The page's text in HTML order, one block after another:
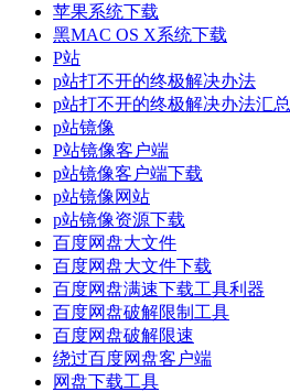
苹果系统下载
黑MAC OS X系统下载
P站
p站打不开的终极解决办法
p站打不开的终极解决办法汇总
p站镜像
P站镜像客户端
p站镜像客户端下载
p站镜像网站
p站镜像资源下载
百度网盘大文件
百度网盘大文件下载
百度网盘满速下载工具利器
百度网盘破解限制工具
百度网盘破解限速
绕过百度网盘客户端
网盘下载工具